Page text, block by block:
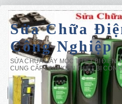
Sửa Chữa
Công Nghiệp
SỬA CHỮA MÁY MÓC THIẾT BỊ ĐIỆN
CUNG CẤP LINH KIỆN THIẾT BỊ